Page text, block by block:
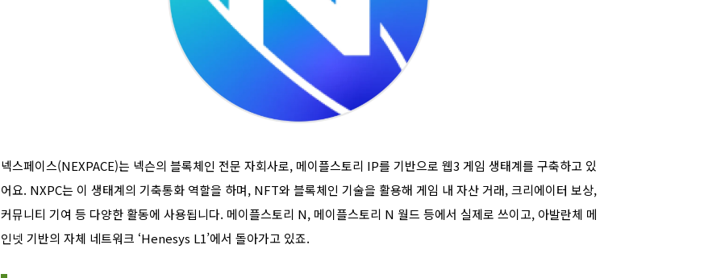
넥스페이스(NEXPACE)는 넥슨의 블록체인 전문 자회사로, 메이플스토리 IP를 기반으로 웹3 게임 생태계를 구축하고 있
어요. NXPC는 이 생태계의 기축통화 역할을 하며, NFT와 블록체인 기술을 활용해 게임 내 자산 거래, 크리에이터 보상,
커뮤니티 기여 등 다양한 활동에 사용됩니다. 메이플스토리 N, 메이플스토리 N 월드 등에서 실제로 쓰이고, 아발란체 메
인넷 기반의 자체 네트워크 ‘Henesys L1’에서 돌아가고 있죠.